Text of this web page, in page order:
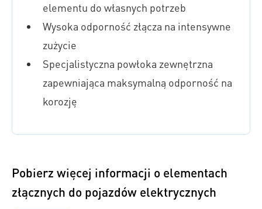
elementu do własnych potrzeb
Wysoka odporność złącza na intensywne
zużycie
Specjalistyczna powłoka zewnętrzna
zapewniająca maksymalną odporność na
korozję
Pobierz więcej informacji o elementach
złącznych do pojazdów elektrycznych